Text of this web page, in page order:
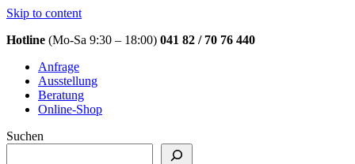
Skip to content
Hotline (Mo-Sa 9:30 – 18:00) 041 82 / 70 76 440
Anfrage
Ausstellung
Beratung
Online-Shop
Suchen